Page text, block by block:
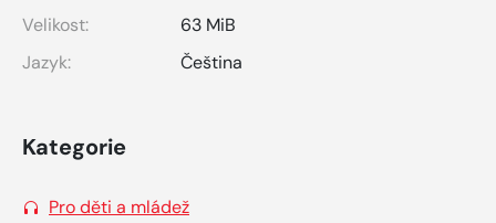
Velikost:
63 MiB
Jazyk:
Čeština
Kategorie
Pro děti a mládež